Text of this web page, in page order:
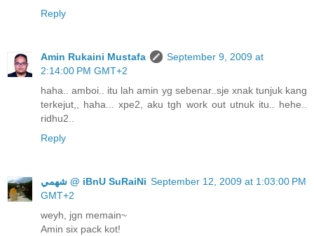
Reply
Amin Rukaini Mustafa
September 9, 2009 at
2:14:00 PM GMT+2
haha.. amboi.. itu lah amin yg sebenar..sje xnak tunjuk kang
terkejut,, haha... xpe2, aku tgh work out utnuk itu.. hehe..
ridhu2..
Reply
ﺷﻬﻤﻲ @ iBnU SuRaiNi September 12, 2009 at 1:03:00 PM
GMT+2
weyh, jgn memain~
Amin six pack kot!